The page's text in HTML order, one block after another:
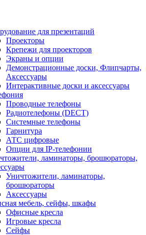
для презентаций
Проекторы
Крепежи для проекторов
Экраны и опции
Демонстрационные доски, Флипчарты,
Аксессуары
Интерактивные доски и аксессуары
Проводные телефоны
Радиотелефоны (DECT)
Системные телефоны
Гарнитура
АТС цифровые
Опции для IP-телефонии
ламинаторы, брошюраторы,
Уничтожители, ламинаторы,
брошюраторы
Аксессуары
мебель, сейфы, шкафы
Офисные кресла
Игровые кресла
Сейфы